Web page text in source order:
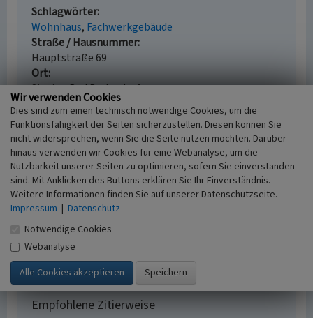
Schlagwörter
Wohnhaus Fachwerkgebäude
Straße / Hausnummer
Hauptstraße 69
Ort
Sinzig - Bad Bodendorf
Gesetzlich geschütztes Kulturdenkmal
Geschütztes Kulturdenkmal gem. § 8 DSchG
Rheinland-Pfalz
Fachsicht(en)
Kulturlandschaftspflege, Denkmalpflege
Erfassungsmaßstab
i.d.R. 1:5.000 (größer als 1:20.000)
Erfassungsmethode
Literaturauswertung, Geländebegehung/-
kartierung
Empfohlene Zitierweise
Wir verwenden Cookies
Dies sind zum einen technisch notwendige Cookies, um die
Funktionsfähigkeit der Seiten sicherzustellen. Diesen können Sie
nicht widersprechen, wenn Sie die Seite nutzen möchten. Darüber
hinaus verwenden wir Cookies für eine Webanalyse, um die
Nutzbarkeit unserer Seiten zu optimieren, sofern Sie einverstanden
sind. Mit Anklicken des Buttons erklären Sie Ihr Einverständnis.
Weitere Informationen finden Sie auf unserer Datenschutzseite.
Impressum | Datenschutz
Notwendige Cookies
Webanalyse